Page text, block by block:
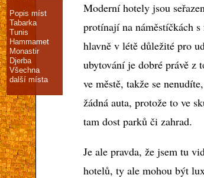
Moderní hotely jsou
protínají na náměstíčkách
hlavně v létě důležité pro
ubytování je dobré právě z
ve městě, takže se
žádná auta, protože to ve
tam dost parků či zahrad.
Je ale pravda, že jsem tu
hotelů, ty ale mohou být
Popis míst
Tabarka
Tunis
Hammamet
Monastir
Djerba
Všechna
další místa